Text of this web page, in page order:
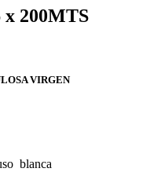
200MTS
VIRGEN
blanca